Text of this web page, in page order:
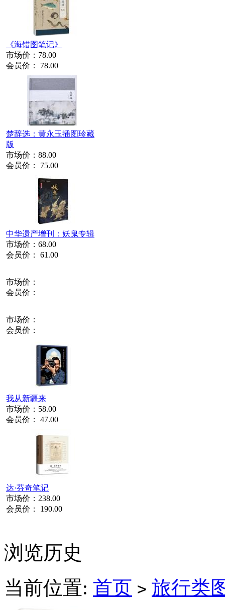
《海错图笔记》
市场价： 78.00
会员价： 78.00
楚辞选：黄永玉插图珍藏
版
市场价： 88.00
会员价： 75.00
中华遗产增刊：妖鬼专辑
市场价： 68.00
会员价： 61.00
市场价：
会员价：
市场价：
会员价：
我从新疆来
市场价： 58.00
会员价： 47.00
达·芬奇笔记
市场价： 238.00
会员价： 190.00
浏览历史
当前位置: 首页 > 旅行类